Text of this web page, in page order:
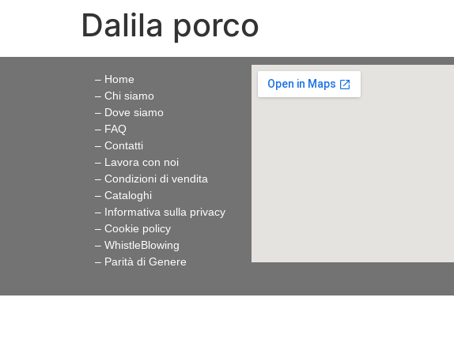
Dalila porco
– Home
– Chi siamo
– Dove siamo
– FAQ
– Contatti
– Lavora con noi
– Condizioni di vendita
– Cataloghi
– Informativa sulla privacy
– Cookie policy
– WhistleBlowing
– Parità di Genere